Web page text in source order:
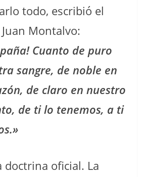
todo, escribió el
Montalvo:
Cuanto de puro
sangre, de noble en
de claro en nuestro
de ti lo tenemos, a ti
doctrina oficial. La